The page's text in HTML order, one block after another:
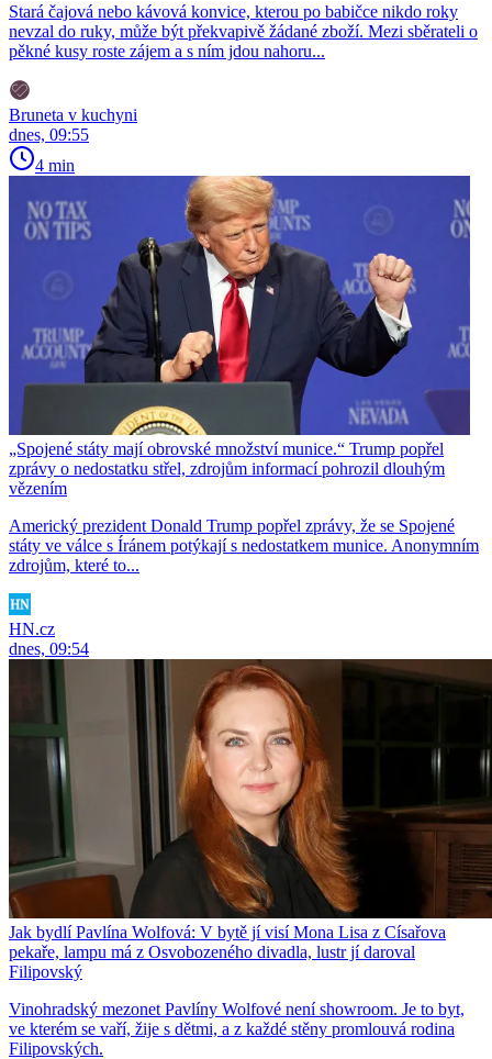
Stará čajová nebo kávová konvice, kterou po babičce nikdo roky
nevzal do ruky, může být překvapivě žádané zboží. Mezi sběrateli o
pěkné kusy roste zájem a s ním jdou nahoru...
Bruneta v kuchyni
dnes, 09:55
4 min
„Spojené státy mají obrovské množství munice.“ Trump popřel
zprávy o nedostatku střel, zdrojům informací pohrozil dlouhým
vězením
Americký prezident Donald Trump popřel zprávy, že se Spojené
státy ve válce s Íránem potýkají s nedostatkem munice. Anonymním
zdrojům, které to...
HN.cz
dnes, 09:54
Jak bydlí Pavlína Wolfová: V bytě jí visí Mona Lisa z Císařova
pekaře, lampu má z Osvobozeného divadla, lustr jí daroval
Filipovský
Vinohradský mezonet Pavlíny Wolfové není showroom. Je to byt,
ve kterém se vaří, žije s dětmi, a z každé stěny promlouvá rodina
Filipovských.